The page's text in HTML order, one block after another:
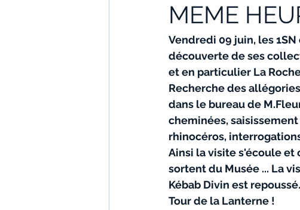
MEME
Vendredi 09 juin, les
découverte de ses
et en particulier La
Recherche des
dans le bureau de
cheminées,
rhinocéros,
Ainsi la visite s'écoule et
sortent du Musée ... La
Kébab Divin est
Tour de la Lanterne !